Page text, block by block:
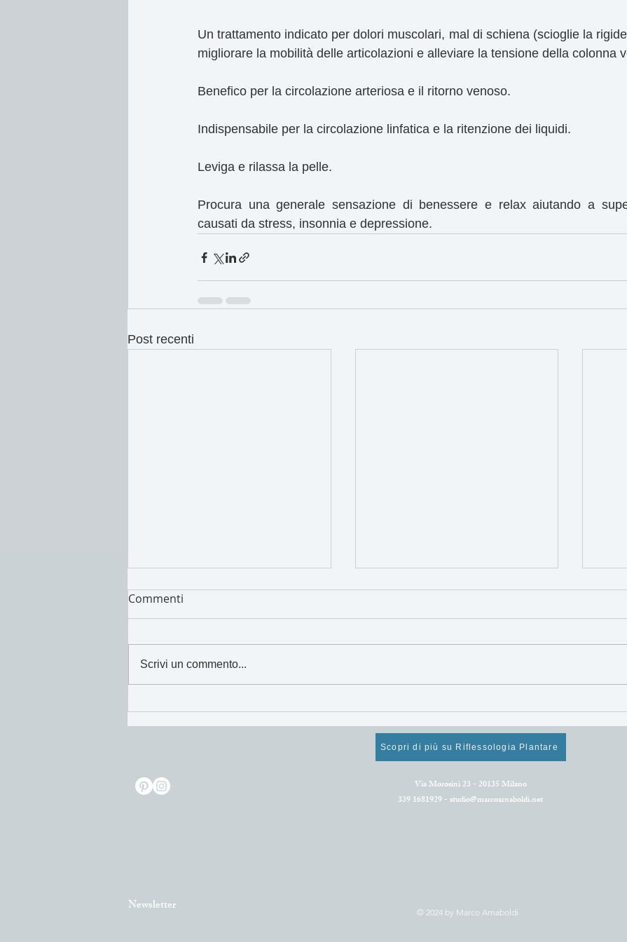
Un trattamento indicato per dolori muscolari, mal di schiena (scioglie la
migliorare la mobilità delle articolazioni e alleviare la tensione della colonna
Benefico per la circolazione arteriosa e il ritorno venoso.
Indispensabile per la circolazione linfatica e la ritenzione dei liquidi.
Leviga e rilassa la pelle.
Procura una generale sensazione di benessere e relax aiutando a
causati da stress, insonnia e depressione.
Post recenti
I cibi di Maggio!
Mangiare sano per
rigenerarsi e star bene!
Cosa mangiare ad aprile.
Commenti
Scrivi un commento...
Scopri di più su Riflessologia Plantare
Newsletter
Via Morosini 23 - 20135 Milano
339 1681929 -studio@marcoarnaboldi.net
© 2024 by Marco Arnaboldi